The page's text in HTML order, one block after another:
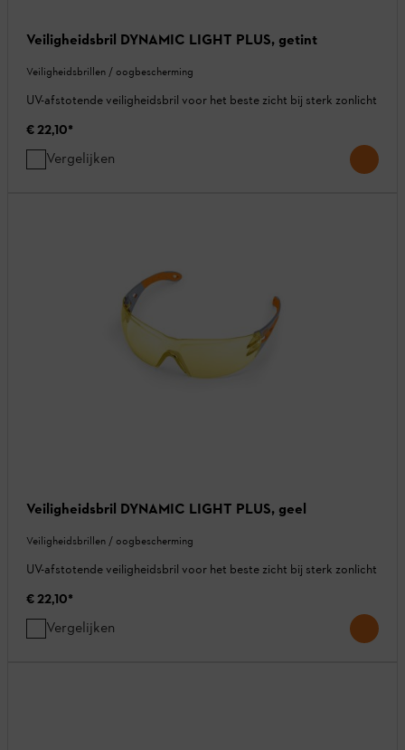
Veiligheidsbril DYNAMIC LIGHT PLUS, getint
Veiligheidsbrillen / oogbescherming
UV-afstotende veiligheidsbril voor het beste zicht bij sterk zonlicht
€ 22,10*
Vergelijken
Veiligheidsbril DYNAMIC LIGHT PLUS, geel
Veiligheidsbrillen / oogbescherming
UV-afstotende veiligheidsbril voor het beste zicht bij sterk zonlicht
€ 22,10*
Vergelijken